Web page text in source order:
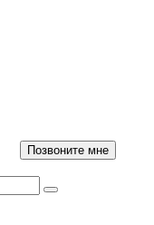
Позвоните мне